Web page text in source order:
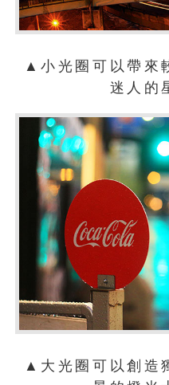
▲小光圈可以帶來
迷人的
▲大光圈可以創造